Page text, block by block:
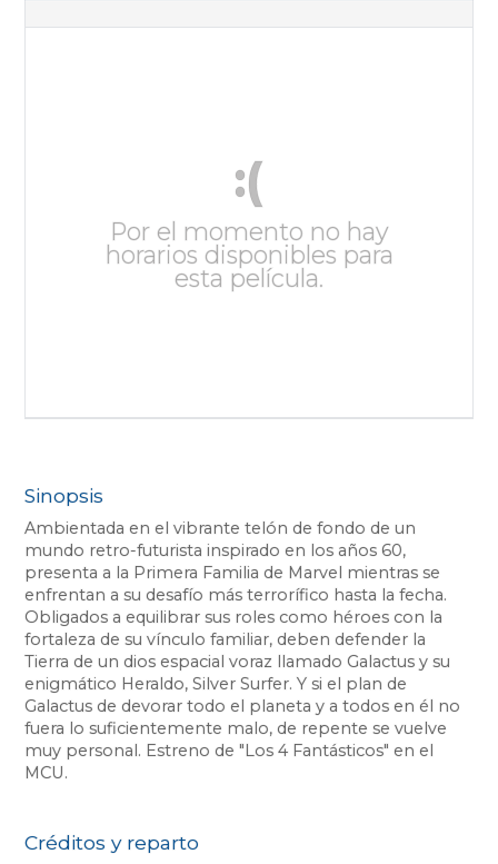
:(
Por el momento no hay
horarios disponibles para
esta película.
Sinopsis
Ambientada en el vibrante telón de fondo de un
mundo retro-futurista inspirado en los años 60,
presenta a la Primera Familia de Marvel mientras se
enfrentan a su desafío más terrorífico hasta la fecha.
Obligados a equilibrar sus roles como héroes con la
fortaleza de su vínculo familiar, deben defender la
Tierra de un dios espacial voraz llamado Galactus y su
enigmático Heraldo, Silver Surfer. Y si el plan de
Galactus de devorar todo el planeta y a todos en él no
fuera lo suficientemente malo, de repente se vuelve
muy personal. Estreno de "Los 4 Fantásticos" en el
MCU.
Créditos y reparto